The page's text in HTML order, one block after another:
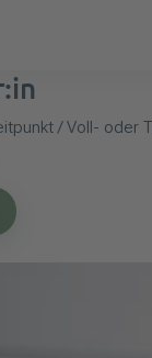
/ Voll- oder